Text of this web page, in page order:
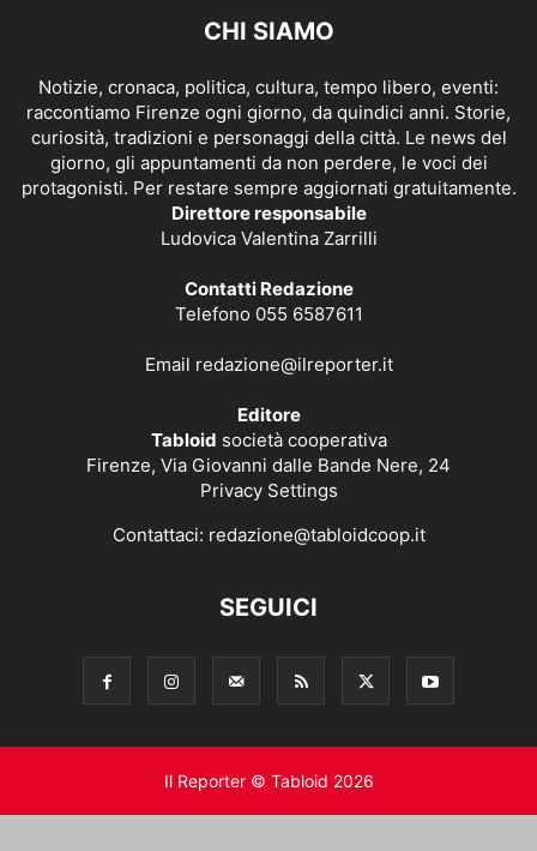
CHI SIAMO
Notizie, cronaca, politica, cultura, tempo libero, eventi:
raccontiamo Firenze ogni giorno, da quindici anni. Storie,
curiosità, tradizioni e personaggi della città. Le news del
giorno, gli appuntamenti da non perdere, le voci dei
protagonisti. Per restare sempre aggiornati gratuitamente.
Direttore responsabile
Ludovica Valentina Zarrilli
Contatti Redazione
Telefono 055 6587611
Email redazione@ilreporter.it
Editore
Tabloid società cooperativa
Firenze, Via Giovanni dalle Bande Nere, 24
Privacy Settings
Contattaci: redazione@tabloidcoop.it
SEGUICI
Il Reporter © Tabloid 2026